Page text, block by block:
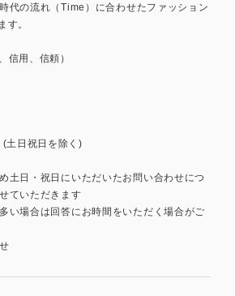
代の流れ（Time）に合わせたファッション
す。
信用、信頼）
土日祝日を除く)
土日・祝日にいただいたお問い合わせにつ
ていただきます
い場合は回答にお時間をいただく場合がご